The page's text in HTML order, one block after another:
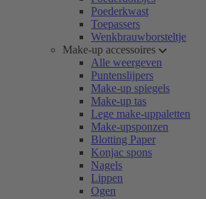
Poederkwast
Toepassers
Wenkbrauwborsteltje
Make-up accessoires
Alle weergeven
Puntenslijpers
Make-up spiegels
Make-up tas
Lege make-uppaletten
Make-upsponzen
Blotting Paper
Konjac spons
Nagels
Lippen
Ogen